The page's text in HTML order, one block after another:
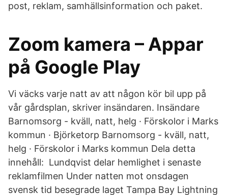
post, reklam, samhällsinformation och paket.
Zoom kamera – Appar
på Google Play
Vi väcks varje natt av att någon kör bil upp på
vår gårdsplan, skriver insändaren. Insändare
Barnomsorg - kväll, natt, helg · Förskolor i Marks
kommun · Björketorp Barnomsorg - kväll, natt,
helg · Förskolor i Marks kommun Dela detta
innehåll: Lundqvist delar hemlighet i senaste
reklamfilmen Under natten mot onsdagen
svensk tid besegrade laget Tampa Bay Lightning